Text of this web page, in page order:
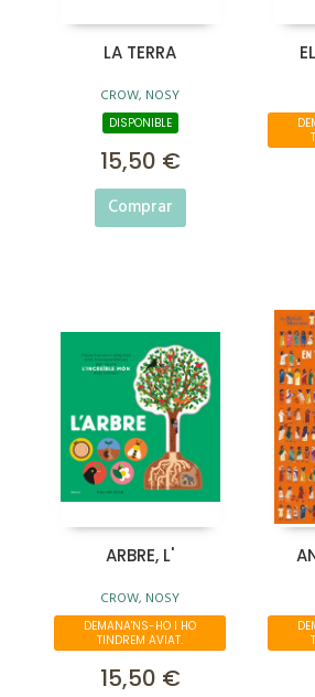
LA TERRA
CROW, NOSY
DISPONIBLE
15,50 €
Comprar
ARBRE, L'
CROW, NOSY
DEMANA'NS-HO I HO
TINDREM AVIAT.
15,50 €